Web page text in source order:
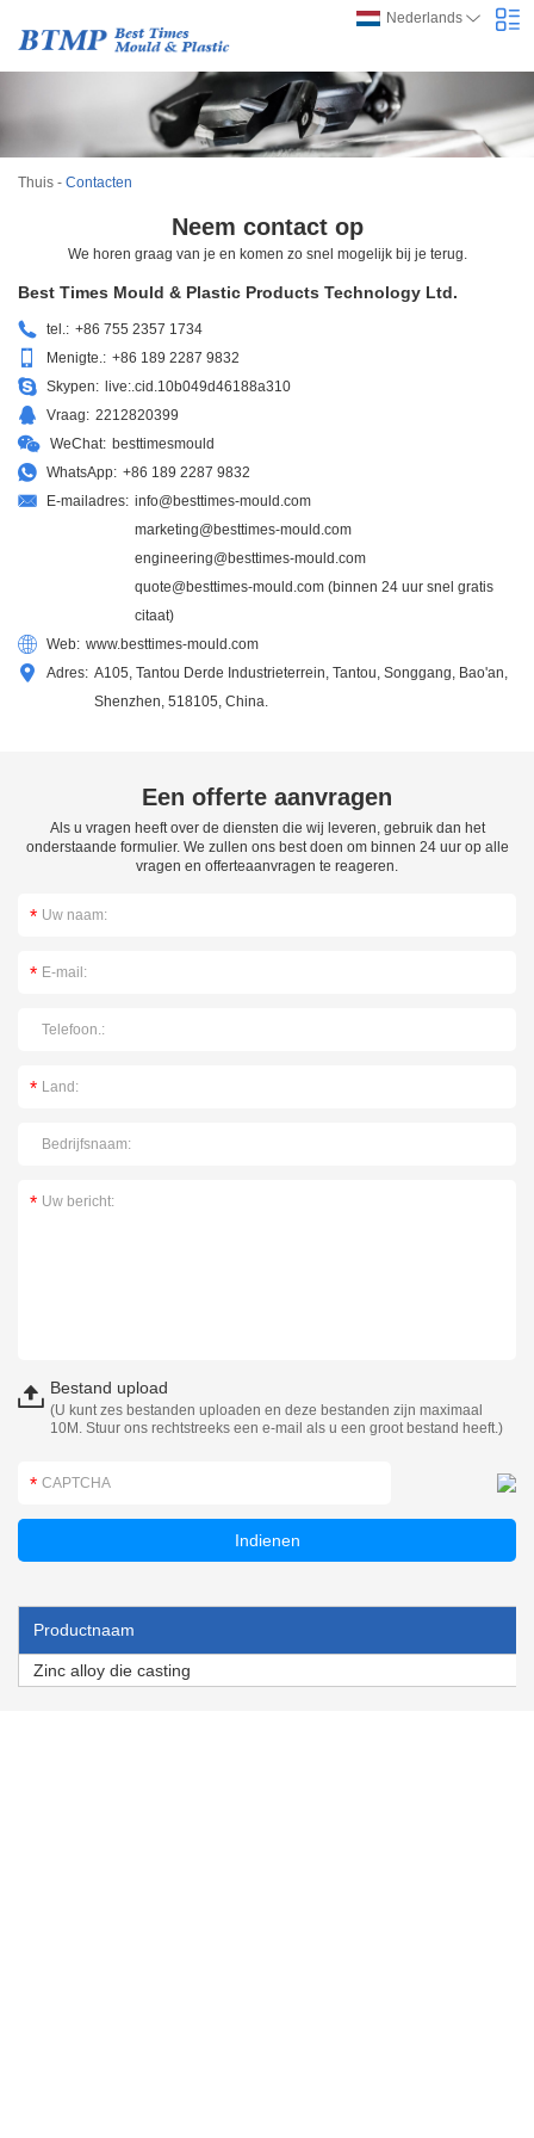
Nederlands
Thuis - Contacten
Neem contact op
We horen graag van je en komen zo snel mogelijk bij je terug.
Best Times Mould & Plastic Products Technology Ltd.
tel.: +86 755 2357 1734
Menigte.: +86 189 2287 9832
Skypen: live:.cid.10b049d46188a310
Vraag: 2212820399
WeChat: besttimesmould
WhatsApp: +86 189 2287 9832
E-mailadres: info@besttimes-mould.com
marketing@besttimes-mould.com
engineering@besttimes-mould.com
quote@besttimes-mould.com (binnen 24 uur snel gratis
citaat)
Web: www.besttimes-mould.com
Adres: A105, Tantou Derde Industrieterrein, Tantou, Songgang, Bao'an,
Shenzhen, 518105, China.
Een offerte aanvragen
Als u vragen heeft over de diensten die wij leveren, gebruik dan het
onderstaande formulier. We zullen ons best doen om binnen 24 uur op alle
vragen en offerteaanvragen te reageren.
Bestand upload
(U kunt zes bestanden uploaden en deze bestanden zijn maximaal
10M. Stuur ons rechtstreeks een e-mail als u een groot bestand heeft.)
Productnaam
Zinc alloy die casting